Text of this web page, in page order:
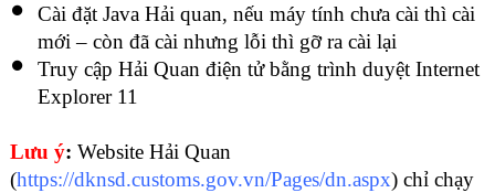
Cài đặt Java Hải quan, nếu máy tính chưa cài thì cài
mới – còn đã cài nhưng lỗi thì gỡ ra cài lại
Truy cập Hải Quan điện tử bằng trình duyệt Internet
Explorer 11
Lưu ý: Website Hải Quan
(https://dknsd.customs.gov.vn/Pages/dn.aspx) chỉ chạy